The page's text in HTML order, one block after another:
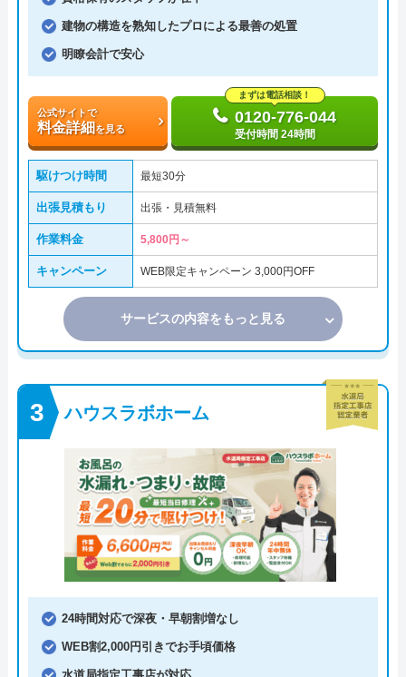
建物の構造を熟知したプロによる最善の処置
明瞭会計で安心
公式サイトで
料金詳細を見る
まずは電話相談！
0120-776-044
受付時間 24時間
駆けつけ時間 最短30分
出張見積もり 出張・見積無料
作業料金 5,800円～
キャンペーン WEB限定キャンペーン 3,000円OFF
サービスの内容をもっと見る
ハウスラボホーム
24時間対応で深夜・早朝割増なし
WEB割2,000円引きでお手頃価格